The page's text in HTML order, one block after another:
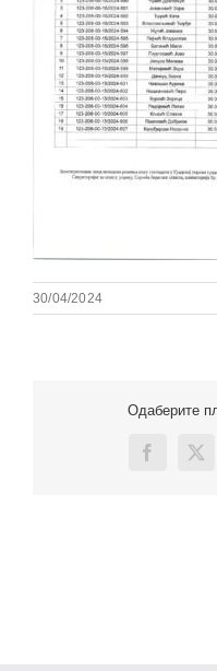
30/04/2024
Одаберите
Facebook
X